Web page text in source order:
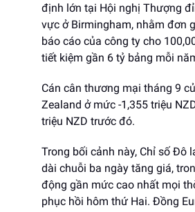
định lớn tại Hội nghị Thượng
vực ở Birmingham, nhằm đơn
báo cáo của công ty cho
tiết kiệm gần 6 tỷ bảng mỗi
Cán cân thương mại tháng 9
Zealand ở mức -1,355 triệu
triệu NZD trước đó.
Trong bối cảnh này, Chỉ số Đô
dài chuỗi ba ngày tăng giá,
động gần mức cao nhất mọi
phục hồi hôm thứ Hai. Đồng